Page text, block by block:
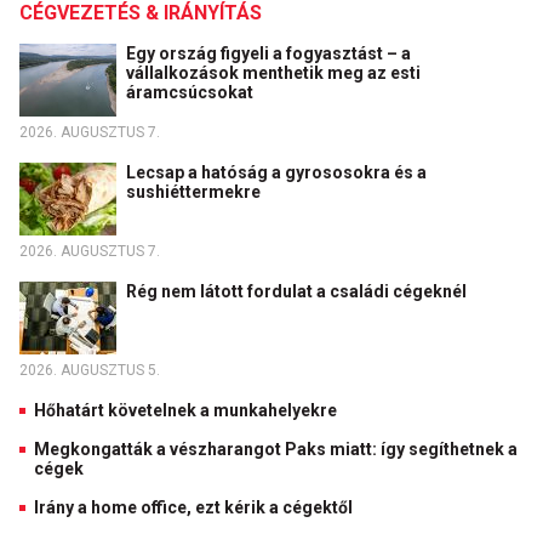
CÉGVEZETÉS & IRÁNYÍTÁS
Egy ország figyeli a fogyasztást – a
vállalkozások menthetik meg az esti
áramcsúcsokat
2026. AUGUSZTUS 7.
Lecsap a hatóság a gyrososokra és a
sushiéttermekre
2026. AUGUSZTUS 7.
Rég nem látott fordulat a családi cégeknél
2026. AUGUSZTUS 5.
Hőhatárt követelnek a munkahelyekre
Megkongatták a vészharangot Paks miatt: így segíthetnek a
cégek
Irány a home office, ezt kérik a cégektől